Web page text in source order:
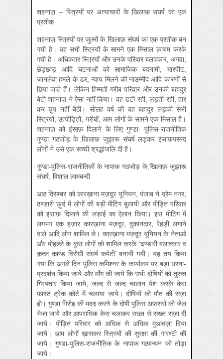
शहनाज़ – स्त्रियों पर अत्याचारों के खि़लाफ़ संघर्ष का एक
प्रतीक
शहनाज़ स्त्रियों पर जुल्मों के खि़लाफ़ संघर्ष का एक प्रतीक बन
गयी है। वह सभी स्त्रियों के सामने एक मिसाल क़ायम करके
गयी है। अधिकतर स्त्रियाँ और उनके परिवार बलात्कार, अगवा,
छेड़छाड़ आदि घटनाओं को सामाजिक बदनामी, मारपीट,
जानलेवा हमले के डर, न्याय मिलने की नाउम्मीद आदि कारणों से
छिपा जाते हैं। लेकिन हिम्मती ग़रीब परिवार और उनकी बहादुर
बेटी शहनाज़ ने ऐेसा नहीं किया। वह डटी रही, लड़ती रही, हार
कर चुप नहीं बैठी। सोलह वर्ष की वह बहादुर लड़की सभी
स्त्रियों, उत्पीड़ितों, ग़रीबों, आम लोगों के सामने एक मिसाल है।
शहनाज़ को इंसाफ़ दिलाने के लिए गुण्डा- पुलिस-राजनीतिक
गुण्डा गठजोड़ के खि़लाफ़ जुझारू संघर्ष लड़कर इंसाफ़पसन्द
लोगों ने उसे एक सच्ची श्रद्धांजलि दी है।
गुण्डा-पुलिस-राजनीतिकों के नापाक गठजोड़ के खि़लाफ़ जुझारू
संघर्ष, विशाल लामबन्दी
आठ दिसम्बर को कारख़ाना मज़दूर यूनियन, पंजाब ने प्रेम नगर,
ढण्डारी ख़ुर्द में लोगों की बड़ी मीटिंग बुलायी और पीड़ित परिवार
को इंसाफ़ दिलाने की लड़ाई का ऐलान किया। इस मीटिंग में
लगभग एक हज़ार कारख़ाना मज़दूर, दुकानदार, रेहड़ी लगाने
वाले आदि लोग शामिल थे। कारख़ाना मज़दूर यूनियन के नेताओं
और मोहल्ले के कुछ लोगों को शामिल करके ‘ढण्डारी बलात्कार व
क़त्ल काण्ड विरोधी संघर्ष कमेटी’ बनायी गयी। यह तय किया
गया कि अगले दिन पुलिस कमिश्नर के कार्यालय पर बड़ा धरना-
प्रदर्शन किया जाये और माँग की जाये कि सभी दोषियों को तुरन्त
गिरफ्तार किया जाये, जल्द से जल्द चालान पेश करके केस
फ़ास्ट ट्रेक कोर्ट में चलाया जाये। दोषियों को मौत की सज़ा
हो। गुण्डा गिरोह की मदद करने के दोषी पुलिस अफ़सरों को जेल
भेजा जाये और आपराधिक केस चलाकर सख्त से सख्त सज़ा दी
जाये। पीड़ित परिवार को अधिक से अधिक मुआवज़ा दिया
जाये। आम लोगों ख़ासकर स्त्रियों की सुरक्षा की गारण्टी की
जाये। गुण्डा-पुलिस-राजनीतिक के नापाक गठबन्धन को तोड़ा
जाये।